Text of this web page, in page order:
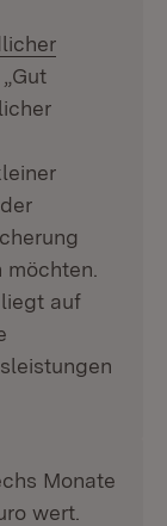
auf
Monate
wert.